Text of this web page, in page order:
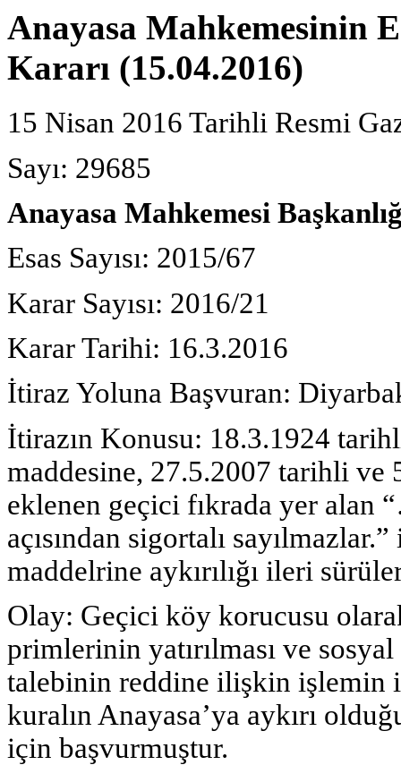
Anayasa Mahkemesinin
Kararı (15.04.2016)
15 Nisan 2016 Tarihli Resmi
Sayı: 29685
Anayasa Mahkemesi
Esas Sayısı: 2015/67
Karar Sayısı: 2016/21
Karar Tarihi: 16.3.2016
İtiraz Yoluna Başvuran:
İtirazın Konusu: 18.3.1924
maddesine, 27.5.2007 tarihli ve
eklenen geçici fıkrada yer alan
açısından sigortalı
maddelrine aykırılığı ileri
Olay: Geçici köy korucusu
primlerinin yatırılması ve
talebinin reddine ilişkin işlemin
kuralın Anayasa’ya aykırı
için başvurmuştur.